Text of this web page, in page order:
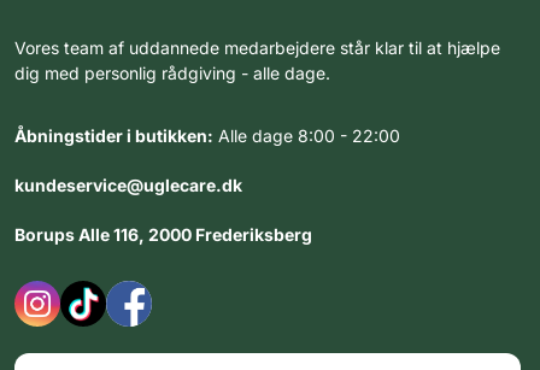
Vores team af uddannede medarbejdere står klar til at hjælpe
dig med personlig rådgiving - alle dage.
Åbningstider i butikken: Alle dage 8:00 - 22:00
kundeservice@uglecare.dk
Borups Alle 116, 2000 Frederiksberg